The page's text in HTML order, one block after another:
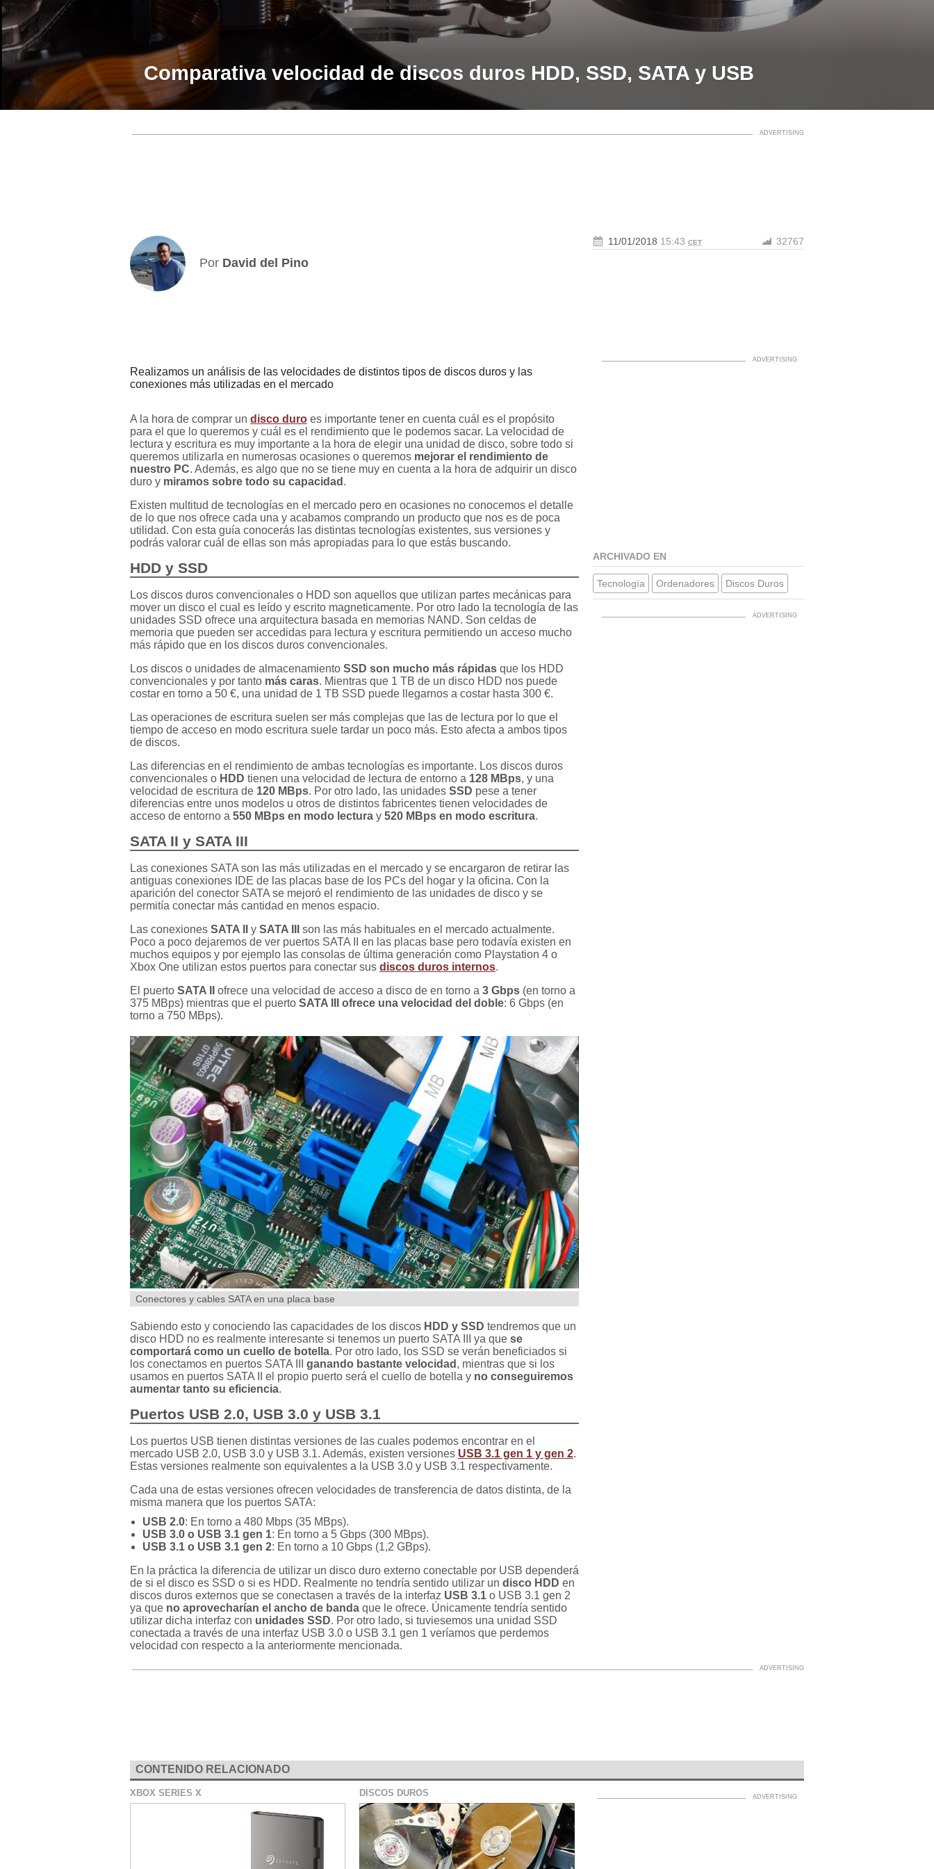
Comparativa velocidad de discos duros HDD, SSD, SATA y USB
Por David del Pino
11/01/2018 15:43 CET 32767
Realizamos un análisis de las velocidades de distintos tipos de discos duros y las
conexiones más utilizadas en el mercado
A la hora de comprar un disco duro es importante tener en cuenta cuál es el propósito
para el que lo queremos y cuál es el rendimiento que le podemos sacar. La velocidad de
lectura y escritura es muy importante a la hora de elegir una unidad de disco, sobre todo si
queremos utilizarla en numerosas ocasiones o queremos mejorar el rendimiento de
nuestro PC. Además, es algo que no se tiene muy en cuenta a la hora de adquirir un disco
duro y miramos sobre todo su capacidad .
Existen multitud de tecnologías en el mercado pero en ocasiones no conocemos el detalle
de lo que nos ofrece cada una y acabamos comprando un producto que nos es de poca
utilidad. Con esta guía conocerás las distintas tecnologías existentes, sus versiones y
podrás valorar cuál de ellas son más apropiadas para lo que estás buscando.
HDD y SSD
Los discos duros convencionales o HDD son aquellos que utilizan partes mecánicas para
mover un disco el cual es leído y escrito magneticamente. Por otro lado la tecnología de las
unidades SSD ofrece una arquitectura basada en memorias NAND. Son celdas de
memoria que pueden ser accedidas para lectura y escritura permitiendo un acceso mucho
más rápido que en los discos duros convencionales.
Los discos o unidades de almacenamiento SSD son mucho más rápidas que los HDD
convencionales y por tanto más caras. Mientras que 1 TB de un disco HDD nos puede
costar en torno a 50 €, una unidad de 1 TB SSD puede llegarnos a costar hasta 300 €.
Las operaciones de escritura suelen ser más complejas que las de lectura por lo que el
tiempo de acceso en modo escritura suele tardar un poco más. Esto afecta a ambos tipos
de discos.
Las diferencias en el rendimiento de ambas tecnologías es importante. Los discos duros
convencionales o HDD tienen una velocidad de lectura de entorno a 128 MBps, y una
velocidad de escritura de 120 MBps. Por otro lado, las unidades SSD pese a tener
diferencias entre unos modelos u otros de distintos fabricentes tienen velocidades de
acceso de entorno a 550 MBps en modo lectura y 520 MBps en modo escritura.
SATA II y SATA III
Las conexiones SATA son las más utilizadas en el mercado y se encargaron de retirar las
antiguas conexiones IDE de las placas base de los PCs del hogar y la oficina. Con la
aparición del conector SATA se mejoró el rendimiento de las unidades de disco y se
permitía conectar más cantidad en menos espacio.
Las conexiones SATA II y SATA III
son las más habituales en el mercado actualmente.
Poco a poco dejaremos de ver puertos SATA II en las placas base pero todavía existen en
muchos equipos y por ejemplo las consolas de última generación como Playstation 4 o
Xbox One utilizan estos puertos para conectar sus discos duros internos.
El puerto SATA II ofrece una velocidad de acceso a disco de en torno a 3 Gbps (en torno a
375 MBps) mientras que el puerto SATA III ofrece una velocidad del doble: 6 Gbps (en
torno a 750 MBps).
Conectores y cables SATA en una placa base
Sabiendo esto y conociendo las capacidades de los discos HDD y SSD tendremos que un
disco HDD no es realmente interesante si tenemos un puerto SATA III ya que se
comportará como un cuello de botella. Por otro lado, los SSD se verán beneficiados si
los conectamos en puertos SATA III ganando bastante velocidad , mientras que si los
usamos en puertos SATA II el propio puerto será el cuello de botella y no conseguiremos
aumentar tanto su eficiencia.
Puertos USB 2.0, USB 3.0 y USB 3.1
Los puertos USB tienen distintas versiones de las cuales podemos encontrar en el
mercado USB 2.0, USB 3.0 y USB 3.1. Además, existen versiones USB 3.1 gen 1 y gen 2.
Estas versiones realmente son equivalentes a la USB 3.0 y USB 3.1 respectivamente.
Cada una de estas versiones ofrecen velocidades de transferencia de datos distinta, de la
misma manera que los puertos SATA:
USB 2.0: En torno a 480 Mbps (35 MBps).
USB 3.0 o USB 3.1 gen 1: En torno a 5 Gbps (300 MBps).
USB 3.1 o USB 3.1 gen 2: En torno a 10 Gbps (1,2 GBps).
En la práctica la diferencia de utilizar un disco duro externo conectable por USB dependerá
de si el disco es SSD o si es HDD. Realmente no tendría sentido utilizar un disco HDD en
discos duros externos que se conectasen a través de la interfaz USB 3.1 o USB 3.1 gen 2
ya que no aprovecharían el ancho de banda que le ofrece. Únicamente tendría sentido
utilizar dicha interfaz con unidades SSD. Por otro lado, si tuviesemos una unidad SSD
conectada a través de una interfaz USB 3.0 o USB 3.1 gen 1 veríamos que perdemos
velocidad con respecto a la anteriormente mencionada.
ARCHIVADO EN
Tecnología Ordenadores Discos Duros
CONTENIDO RELACIONADO
XBOX SERIES X DISCOS DUROS